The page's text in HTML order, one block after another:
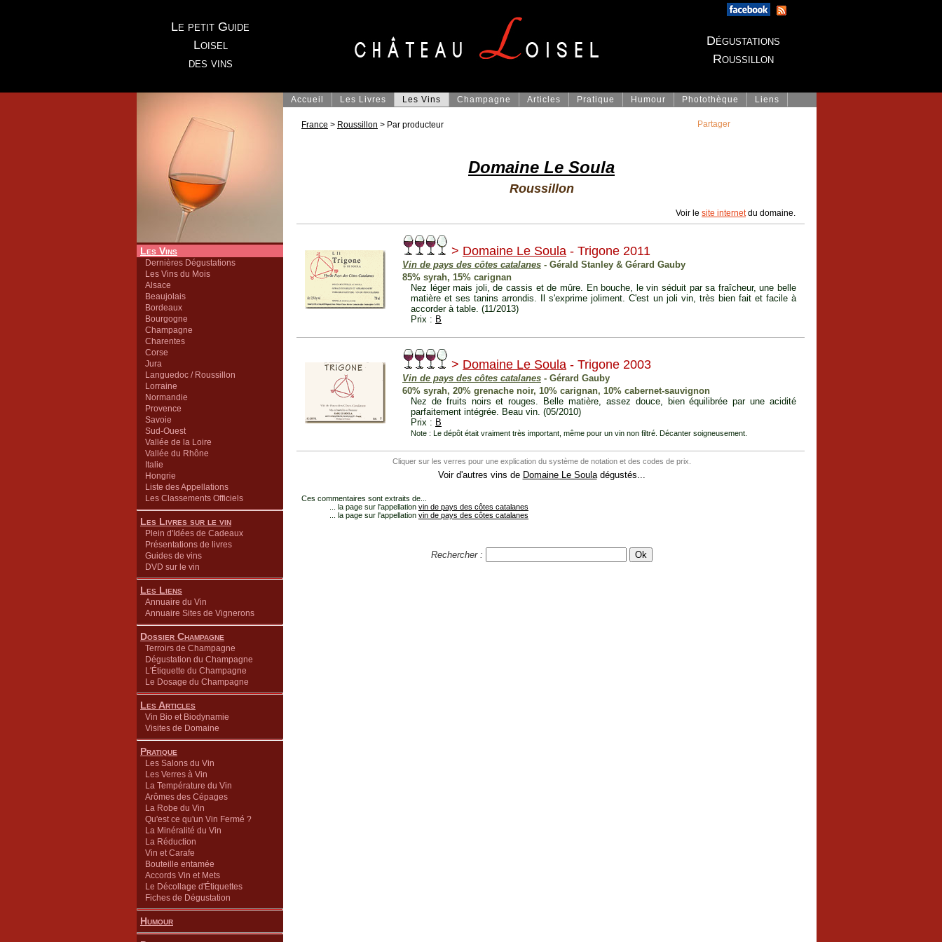
Le petit Guide
Loisel
des vins
Dégustations
Roussillon
Les Vins
Dernières Dégustations
Les Vins du Mois
Alsace
Beaujolais
Bordeaux
Bourgogne
Champagne
Charentes
Corse
Jura
Languedoc / Roussillon
Lorraine
Normandie
Provence
Savoie
Sud-Ouest
Vallée de la Loire
Vallée du Rhône
Italie
Hongrie
Liste des Appellations
Les Classements Officiels
Les Livres sur le vin
Plein d'Idées de Cadeaux
Présentations de livres
Guides de vins
DVD sur le vin
Les Liens
Annuaire du Vin
Annuaire Sites de Vignerons
Dossier Champagne
Terroirs de Champagne
Dégustation du Champagne
L'Étiquette du Champagne
Le Dosage du Champagne
Les Articles
Vin Bio et Biodynamie
Visites de Domaine
Pratique
Les Salons du Vin
Les Verres à Vin
La Température du Vin
Arômes des Cépages
La Robe du Vin
Qu'est ce qu'un Vin Fermé ?
La Minéralité du Vin
La Réduction
Vin et Carafe
Bouteille entamée
Accords Vin et Mets
Le Décollage d'Étiquettes
Fiches de Dégustation
Humour
Accueil Les Livres Les Vins Champagne Articles Pratique Humour Photothèque Liens
France > Roussillon > Par producteur
Domaine Le Soula
Roussillon
Voir le site internetdu domaine.
> Domaine Le Soula - Trigone 2011
Vin de pays des côtes catalanes - Gérald Stanley & Gérard Gauby
85% syrah, 15% carignan
Nez léger mais joli, de cassis et de mûre. En bouche, le vin séduit par sa fraîcheur, une belle
matière et ses tanins arrondis. Il s'exprime joliment. C'est un joli vin, très bien fait et facile à
accorder à table. (11/2013)
Prix : B
> Domaine Le Soula - Trigone 2003
Vin de pays des côtes catalanes - Gérard Gauby
60% syrah, 20% grenache noir, 10% carignan, 10% cabernet-sauvignon
Nez de fruits noirs et rouges. Belle matière, assez douce, bien équilibrée par une acidité
parfaitement intégrée. Beau vin. (05/2010)
Prix : B
Note : Le dépôt était vraiment très important, même pour un vin non filtré. Décanter soigneusement.
Cliquer sur les verres pour une explication du système de notation et des codes de prix.
Voir d'autres vins de Domaine Le Souladégustés...
Ces commentaires sont extraits de...
... la page sur l'appellation vin de pays des côtes catalanes
... la page sur l'appellation vin de pays des côtes catalanes
Rechercher :
Partager